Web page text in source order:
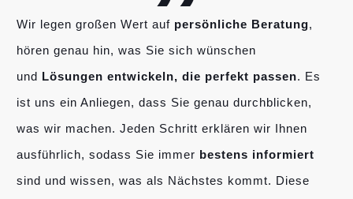
Wir legen großen Wert auf persönliche Beratung,
hören genau hin, was Sie sich wünschen
und Lösungen entwickeln, die perfekt passen. Es
ist uns ein Anliegen, dass Sie genau durchblicken,
was wir machen. Jeden Schritt erklären wir Ihnen
ausführlich, sodass Sie immer bestens informiert
sind und wissen, was als Nächstes kommt. Diese